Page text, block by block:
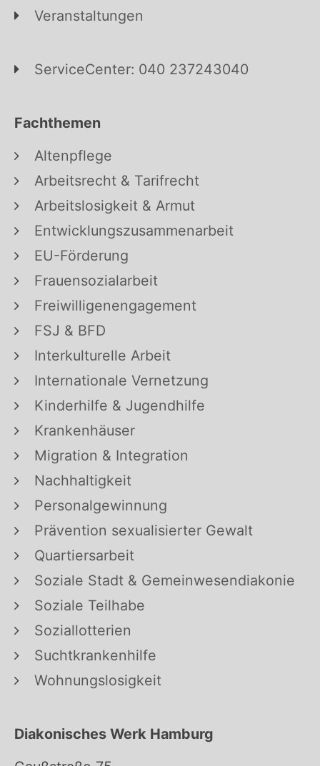
Veranstaltungen
ServiceCenter: 040 237243040
Fachthemen
Altenpflege
Arbeitsrecht & Tarifrecht
Arbeitslosigkeit & Armut
Entwicklungszusammenarbeit
EU-Förderung
Frauensozialarbeit
Freiwilligenengagement
FSJ & BFD
Interkulturelle Arbeit
Internationale Vernetzung
Kinderhilfe & Jugendhilfe
Krankenhäuser
Migration & Integration
Nachhaltigkeit
Personalgewinnung
Prävention sexualisierter Gewalt
Quartiersarbeit
Soziale Stadt & Gemeinwesendiakonie
Soziale Teilhabe
Soziallotterien
Suchtkrankenhilfe
Wohnungslosigkeit
Diakonisches Werk Hamburg